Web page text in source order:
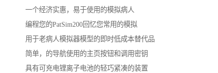
一个经济实惠，易于使用的模拟病人
编程您的PatSim200回忆您常用的模拟
用于老病人模拟器模型的即时低成本替代品
简单，的导航使用的主页按钮和调用密钥
具有可充电锂离子电池的轻巧紧凑的装置